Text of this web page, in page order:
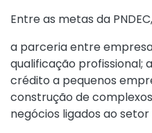
Entre as metas da
a parceria entre
qualificação profissional;
crédito a pequenos
construção de
negócios ligados ao